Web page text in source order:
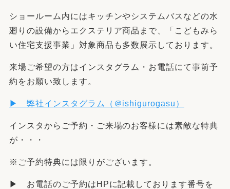
ショールーム内にはキッチンやシステムバスなどの水
廻りの設備からエクステリア商品まで、「こどもみら
い住宅支援事業」対象商品も多数展示しております。
来場ご希望の方はインスタグラム・お電話にて事前予
約をお願い致します。
▶ 弊社インスタグラム（＠ishigurogasu ）
インスタからご予約・ご来場のお客様には素敵な特典
が・・・
※ご予約特典には限りがございます。
▶ お電話のご予約はHPに記載しております番号を